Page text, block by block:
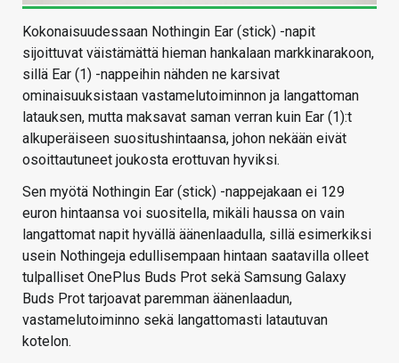
Kokonaisuudessaan Nothingin Ear (stick) -napit
sijoittuvat väistämättä hieman hankalaan markkinarakoon,
sillä Ear (1) -nappeihin nähden ne karsivat
ominaisuuksistaan vastamelutoiminnon ja langattoman
latauksen, mutta maksavat saman verran kuin Ear (1):t
alkuperäiseen suositushintaansa, johon nekään eivät
osoittautuneet joukosta erottuvan hyviksi.
Sen myötä Nothingin Ear (stick) -nappejakaan ei 129
euron hintaansa voi suositella, mikäli haussa on vain
langattomat napit hyvällä äänenlaadulla, sillä esimerkiksi
usein Nothingeja edullisempaan hintaan saatavilla olleet
tulpalliset OnePlus Buds Prot sekä Samsung Galaxy
Buds Prot tarjoavat paremman äänenlaadun,
vastamelutoiminno sekä langattomasti latautuvan
kotelon.